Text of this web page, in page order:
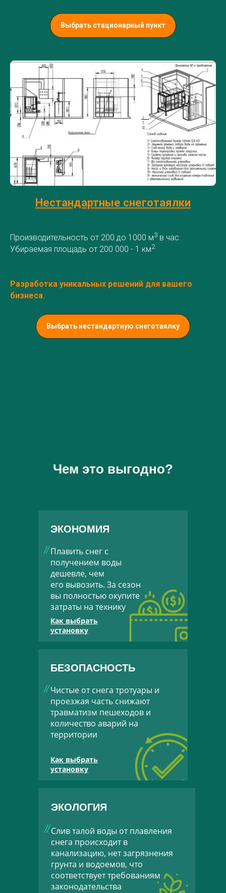
Выбрать стационарный пункт
Нестандартные снеготаялки
Производительность от 200 до 1000 м3 в час.
Убираемая площадь от 200 000 - 1 км2
Разработка уникальных решений для вашего
бизнеса.
Выбрать нестандартную снеготаялку
Чем это выгодно?
ЭКОНОМИЯ
Как выбрать
установку
Плавить снег с
получением воды
дешевле, чем
его вывозить. За сезон
вы полностью окупите
затраты на технику
БЕЗОПАСНОСТЬ
Чистые от снега тротуары и
проезжая часть снижают
травматизм пешеходов и
количество аварий на
территории
Как выбрать
установку
ЭКОЛОГИЯ
Слив талой воды от плавления
снега происходит в
канализацию, нет загрязнения
грунта и водоемов, что
соответствует требованиям
законодательства